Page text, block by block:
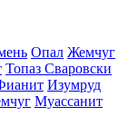
Опал Жемчуг
Топаз Сваровски
Изумруд
Муассанит